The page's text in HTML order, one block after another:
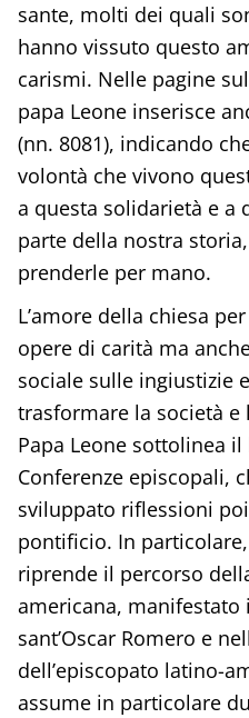
sante, molti dei quali
hanno vissuto questo
carismi. Nelle pagine
papa Leone inserisce
(nn. 8081), indicando
volontà che vivono
a questa solidarietà e a
parte della nostra
prenderle per mano.
L’amore della chiesa
opere di carità ma
sociale sulle ingiustizie
trasformare la società e
Papa Leone sottolinea
Conferenze episcopali,
sviluppato riflessioni
pontificio. In
riprende il percorso
americana, manifestato
sant’Oscar Romero e
dell’episcopato latino-
assume in particolare